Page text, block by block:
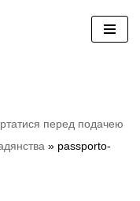
перед подачею
» passporto-